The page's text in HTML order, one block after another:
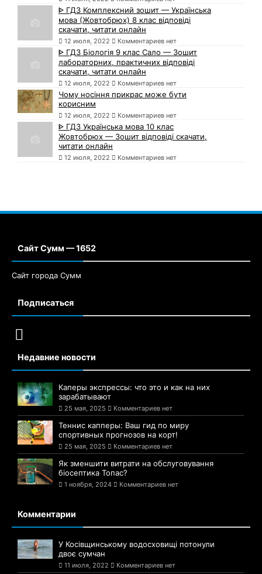
ᐈ ГДЗ Комплексний зошит — Українська
мова (Жовтобрюх) 8 клас відповіді
скачати, читати онлайн
12 июля, 2022 Комментариев нет
ᐈ ГДЗ Біологія 9 клас Сало — Зошит
лабораторних, практичних відповіді
скачати, читати онлайн
12 июля, 2022 Комментариев нет
Чому носіння прикрас може бути
корисним
12 июля, 2022 Комментариев нет
ᐈ ГДЗ Українська мова 10 клас
Жовтобрюх — Зошит відповіді скачати,
читати онлайн
12 июля, 2022 Комментариев нет
Сайт Сумм — 1652
Сайт города Сумм
Подписаться
Недавние новости
Каперы экспрессы: что это и как на них
зарабатывают
25 мая, 2025 Комментариев нет
Теннис капперы: Ваш гид по миру
спортивных прогнозов на корт!
25 мая, 2025 Комментариев нет
Як зменшити витрати на обслуговування
біосептика Топас?
1 ноября, 2024 Комментариев нет
Комментарии
У Косівщинському водосховищі потонули
двоє сумчан
11 июля, 2022 Комментариев нет